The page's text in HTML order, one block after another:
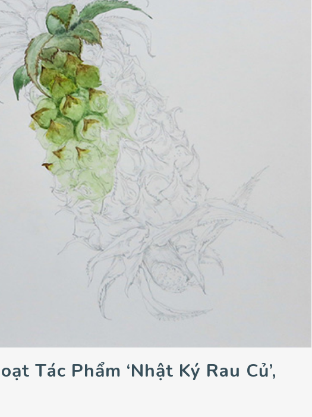
Tác Phẩm ‘Nhật Ký Rau Củ’,